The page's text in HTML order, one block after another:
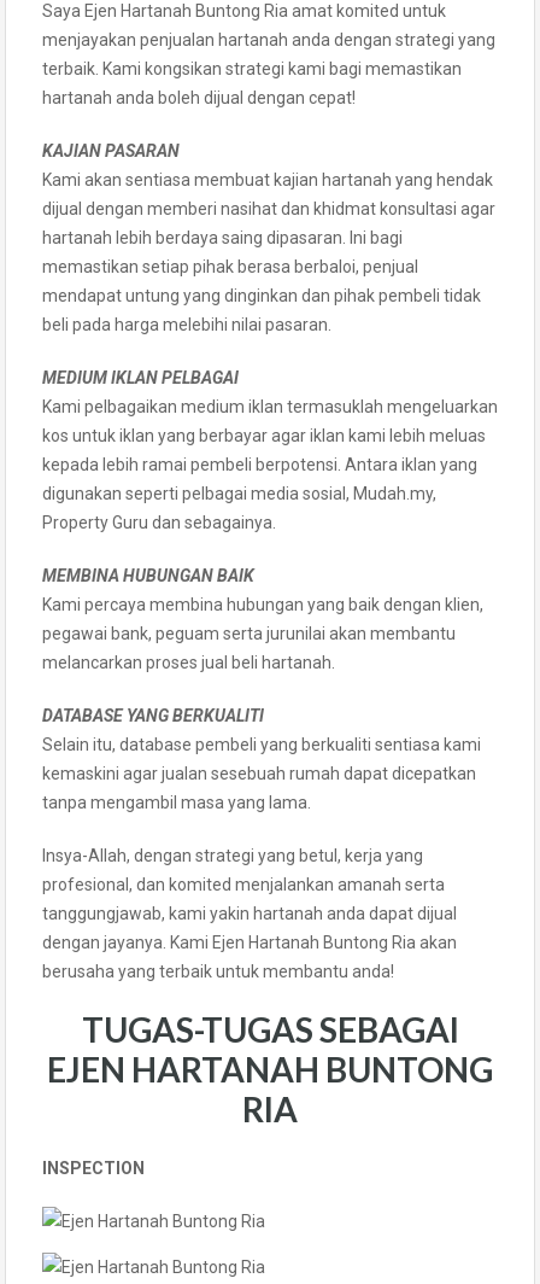
Saya Ejen Hartanah Buntong Ria amat komited untuk
menjayakan penjualan hartanah anda dengan strategi yang
terbaik. Kami kongsikan strategi kami bagi memastikan
hartanah anda boleh dijual dengan cepat!
KAJIAN PASARAN
Kami akan sentiasa membuat kajian hartanah yang hendak
dijual dengan memberi nasihat dan khidmat konsultasi agar
hartanah lebih berdaya saing dipasaran. Ini bagi
memastikan setiap pihak berasa berbaloi, penjual
mendapat untung yang dinginkan dan pihak pembeli tidak
beli pada harga melebihi nilai pasaran.
MEDIUM IKLAN PELBAGAI
Kami pelbagaikan medium iklan termasuklah mengeluarkan
kos untuk iklan yang berbayar agar iklan kami lebih meluas
kepada lebih ramai pembeli berpotensi. Antara iklan yang
digunakan seperti pelbagai media sosial, Mudah.my,
Property Guru dan sebagainya.
MEMBINA HUBUNGAN BAIK
Kami percaya membina hubungan yang baik dengan klien,
pegawai bank, peguam serta jurunilai akan membantu
melancarkan proses jual beli hartanah.
DATABASE YANG BERKUALITI
Selain itu, database pembeli yang berkualiti sentiasa kami
kemaskini agar jualan sesebuah rumah dapat dicepatkan
tanpa mengambil masa yang lama.
Insya-Allah, dengan strategi yang betul, kerja yang
profesional, dan komited menjalankan amanah serta
tanggungjawab, kami yakin hartanah anda dapat dijual
dengan jayanya. Kami Ejen Hartanah Buntong Ria akan
berusaha yang terbaik untuk membantu anda!
TUGAS-TUGAS SEBAGAI
EJEN HARTANAH BUNTONG
RIA
INSPECTION